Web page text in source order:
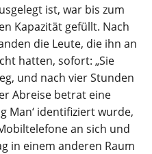
ist, war bis zum
Kapazität gefüllt. Nach
die Leute, die ihn an
hatten, sofort: „Sie
und nach vier Stunden
Abreise betrat eine
Man‘ identifiziert wurde,
an sich und
in einem anderen Raum